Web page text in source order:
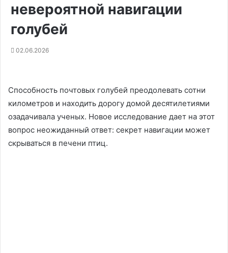
невероятной навигации
голубей
02.06.2026
Способность почтовых голубей преодолевать сотни
километров и находить дорогу домой десятилетиями
озадачивала ученых. Новое исследование дает на этот
вопрос неожиданный ответ: секрет навигации может
скрываться в печени птиц.